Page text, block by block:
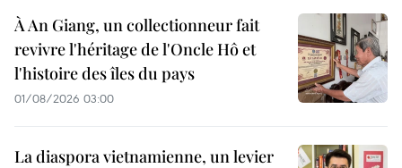
À An Giang, un collectionneur fait
revivre l'héritage de l'Oncle Hô et
l'histoire des îles du pays
01/08/2026 03:00
La diaspora vietnamienne, un levier